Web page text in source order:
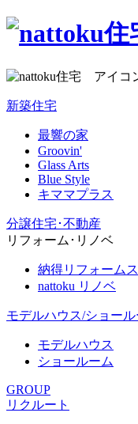
新築住宅
最響の家
Groovin'
Glass Arts
Blue Style
キママプラス
分譲住宅･不動産
リフォーム･リノベ
納得リフォーム
nattoku リノベ
モデルハウス/ショール
モデルハウス
ショールーム
GROUP
リクルート